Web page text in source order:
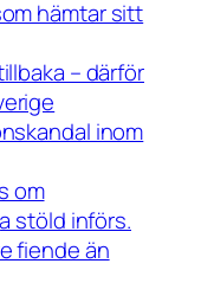
hämtar sitt
– därför
inom
om
stöld införs.
fiende än